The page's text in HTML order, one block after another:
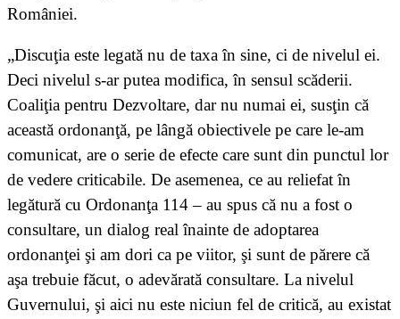
României.
„Discuţia este legată nu de taxa în sine, ci de nivelul ei.
Deci nivelul s-ar putea modifica, în sensul scăderii.
Coaliţia pentru Dezvoltare, dar nu numai ei, susţin că
această ordonanţă, pe lângă obiectivele pe care le-am
comunicat, are o serie de efecte care sunt din punctul lor
de vedere criticabile. De asemenea, ce au reliefat în
legătură cu Ordonanţa 114 – au spus că nu a fost o
consultare, un dialog real înainte de adoptarea
ordonanţei şi am dori ca pe viitor, şi sunt de părere că
aşa trebuie făcut, o adevărată consultare. La nivelul
Guvernului, şi aici nu este niciun fel de critică, au existat